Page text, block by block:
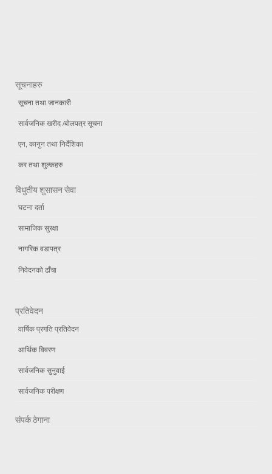
सूचनाहरु
सूचना तथा जानकारी
सार्वजनिक खरीद /बोलपत्र सूचना
एन, कानुन तथा निर्देशिका
कर तथा शुल्कहरु
विधुतीय शुसासन सेवा
घटना दर्ता
सामाजिक सुरक्षा
नागरिक वडापत्र
निवेदनको ढाँचा
प्रतिवेदन
वार्षिक प्रगति प्रतिवेदन
आर्थिक विवरण
सार्वजनिक सुनुवाई
सार्वजनिक परीक्षण
संपर्क ठेगाना